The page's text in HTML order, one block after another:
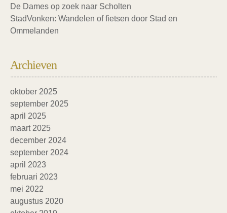
De Dames op zoek naar Scholten
StadVonken: Wandelen of fietsen door Stad en
Ommelanden
Archieven
oktober 2025
september 2025
april 2025
maart 2025
december 2024
september 2024
april 2023
februari 2023
mei 2022
augustus 2020